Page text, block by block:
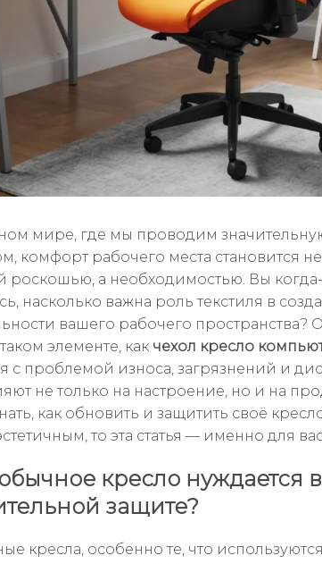
мире, где мы проводим
комфорт рабочего места становится
роскошью, а необходимостью. Вы
насколько важна роль текстиля в
вашего рабочего пространства?
элементе, как чехол кресло
с проблемой износа, загрязнений и
не только на настроение, но и на
как обновить и защитить своё
то эта статья — именно для
кресло нуждается в
защите?
кресла, особенно те, что